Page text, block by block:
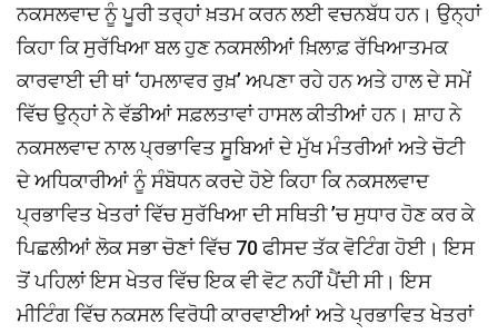
ਨਕਸਲਵਾਦ ਨੂੰ ਪੂਰੀ ਤਰ੍ਹਾਂ ਖ਼ਤਮ ਕਰਨ ਲਈ ਵਚਨਬੱਧ ਹਨ। ਉਨ੍ਹਾਂ
ਕਿਹਾ ਕਿ ਸੁਰੱਖਿਆ ਬਲ ਹੁਣ ਨਕਸਲੀਆਂ ਖ਼ਿਲਾਫ਼ ਰੱਖਿਆਤਮਕ
ਕਾਰਵਾਈ ਦੀ ਥਾਂ ‘ਹਮਲਾਵਰ ਰੁਖ਼’ ਅਪਣਾ ਰਹੇ ਹਨ ਅਤੇ ਹਾਲ ਦੇ ਸਮੇਂ
ਵਿੱਚ ਉਨ੍ਹਾਂ ਨੇ ਵੱਡੀਆਂ ਸਫ਼ਲਤਾਵਾਂ ਹਾਸਲ ਕੀਤੀਆਂ ਹਨ। ਸ਼ਾਹ ਨੇ
ਨਕਸਲਵਾਦ ਨਾਲ ਪ੍ਰਭਾਵਿਤ ਸੂਬਿਆਂ ਦੇ ਮੁੱਖ ਮੰਤਰੀਆਂ ਅਤੇ ਚੋਟੀ
ਦੇ ਅਧਿਕਾਰੀਆਂ ਨੂੰ ਸੰਬੋਧਨ ਕਰਦੇ ਹੋਏ ਕਿਹਾ ਕਿ ਨਕਸਲਵਾਦ
ਪ੍ਰਭਾਵਿਤ ਖੇਤਰਾਂ ਵਿੱਚ ਸੁਰੱਖਿਆ ਦੀ ਸਥਿਤੀ ’ਚ ਸੁਧਾਰ ਹੋਣ ਕਰ ਕੇ
ਪਿਛਲੀਆਂ ਲੋਕ ਸਭਾ ਚੋਣਾਂ ਵਿੱਚ 70 ਫੀਸਦ ਤੱਕ ਵੋਟਿੰਗ ਹੋਈ। ਇਸ
ਤੋਂ ਪਹਿਲਾਂ ਇਸ ਖੇਤਰ ਵਿੱਚ ਇਕ ਵੀ ਵੋਟ ਨਹੀਂ ਪੈਂਦੀ ਸੀ। ਇਸ
ਮੀਟਿੰਗ ਵਿੱਚ ਨਕਸਲ ਵਿਰੋਧੀ ਕਾਰਵਾਈਆਂ ਅਤੇ ਪ੍ਰਭਾਵਿਤ ਖੇਤਰਾਂ